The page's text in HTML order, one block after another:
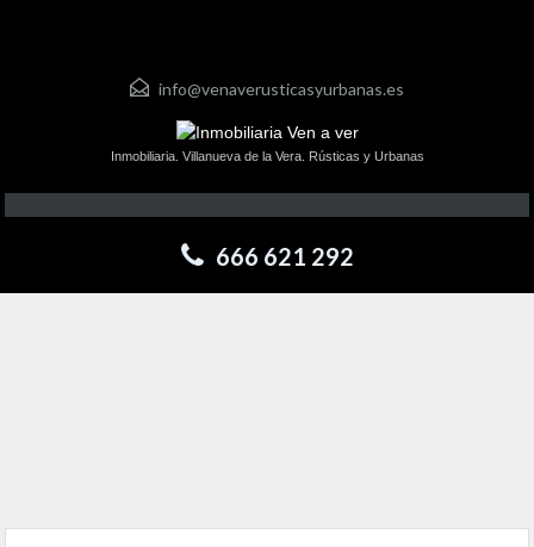
info@venaverusticasyurbanas.es
Inmobiliaria. Villanueva de la Vera. Rústicas y Urbanas
666 621 292